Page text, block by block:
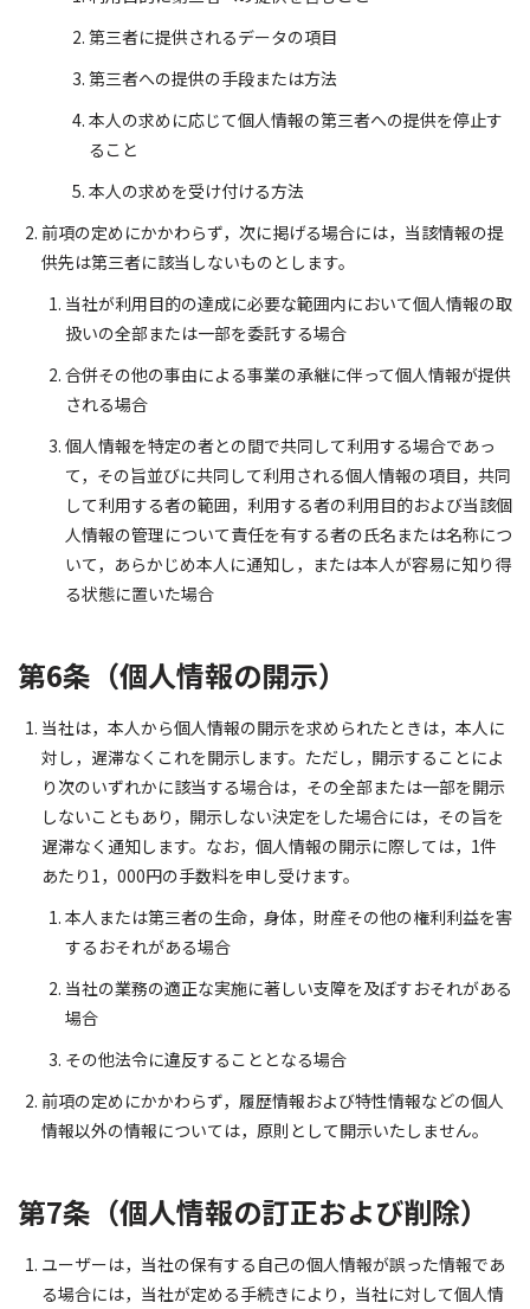
第三者に提供されるデータの項目
第三者への提供の手段または方法
本人の求めに応じて個人情報の第三者への提供を停止す
ること
本人の求めを受け付ける方法
前項の定めにかかわらず，次に掲げる場合には，当該情報の提
供先は第三者に該当しないものとします。
当社が利用目的の達成に必要な範囲内において個人情報の取
扱いの全部または一部を委託する場合
合併その他の事由による事業の承継に伴って個人情報が提供
される場合
個人情報を特定の者との間で共同して利用する場合であっ
て，その旨並びに共同して利用される個人情報の項目，共同
して利用する者の範囲，利用する者の利用目的および当該個
人情報の管理について責任を有する者の氏名または名称につ
いて，あらかじめ本人に通知し，または本人が容易に知り得
る状態に置いた場合
第6条（個人情報の開示）
当社は，本人から個人情報の開示を求められたときは，本人に
対し，遅滞なくこれを開示します。ただし，開示することによ
り次のいずれかに該当する場合は，その全部または一部を開示
しないこともあり，開示しない決定をした場合には，その旨を
遅滞なく通知します。なお，個人情報の開示に際しては，1件
あたり1，000円の手数料を申し受けます。
本人または第三者の生命，身体，財産その他の権利利益を害
するおそれがある場合
当社の業務の適正な実施に著しい支障を及ぼすおそれがある
場合
その他法令に違反することとなる場合
前項の定めにかかわらず，履歴情報および特性情報などの個人
情報以外の情報については，原則として開示いたしません。
第7条（個人情報の訂正および削除）
ユーザーは，当社の保有する自己の個人情報が誤った情報であ
る場合には，当社が定める手続きにより，当社に対して個人情